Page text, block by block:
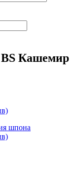
BS Кашемир
шпона